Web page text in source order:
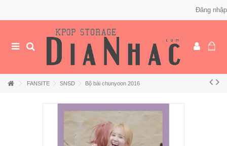
Đăng nhập
FANSITE SNSD Bộ bài chunyoon 2016